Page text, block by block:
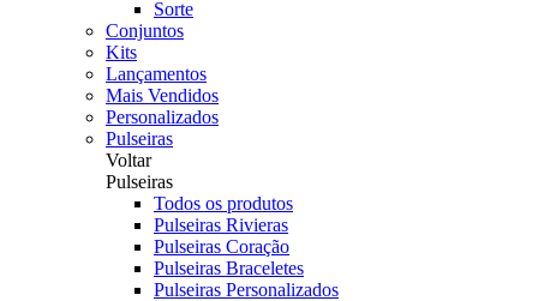
Sorte
Conjuntos
Kits
Lançamentos
Mais Vendidos
Personalizados
Pulseiras
Voltar
Pulseiras
Todos os produtos
Pulseiras Rivieras
Pulseiras Coração
Pulseiras Braceletes
Pulseiras Personalizados